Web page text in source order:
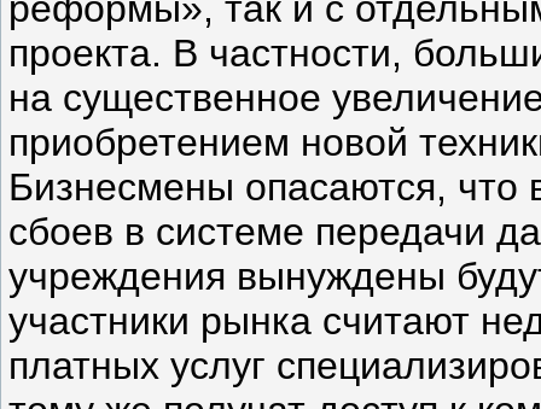
проекта. В частности,
на существенное
приобретением новой
Бизнесмены опасаются, что
сбоев в системе передачи
учреждения вынуждены
участники рынка считают
платных услуг